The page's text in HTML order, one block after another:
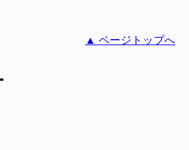
▲ ページトップへ